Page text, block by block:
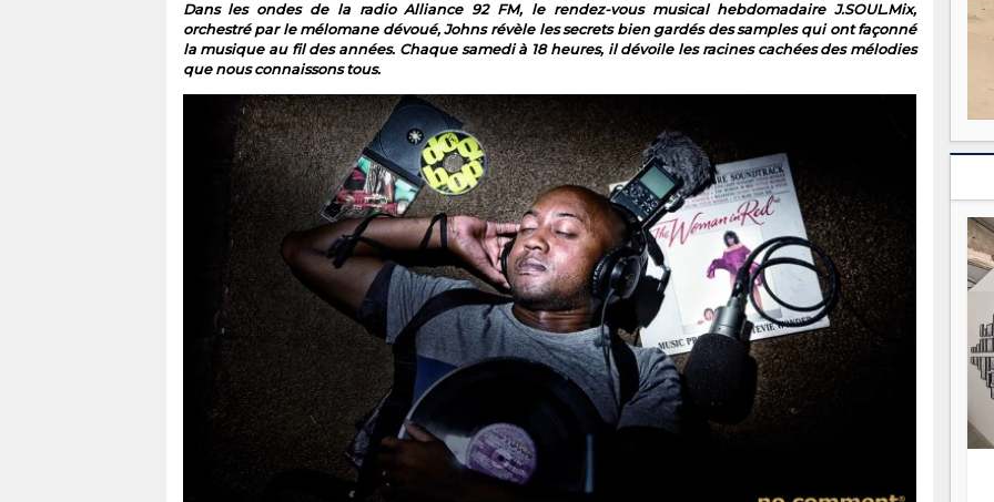
Dans les ondes de la radio Alliance 92 FM, le rendez-vous musical hebdomadaire J.SOUL.Mix,
orchestré par le mélomane dévoué, Johns révèle les secrets bien gardés des samples qui ont façonné
la musique au fil des années. Chaque samedi à 18 heures, il dévoile les racines cachées des mélodies
que nous connaissons tous.